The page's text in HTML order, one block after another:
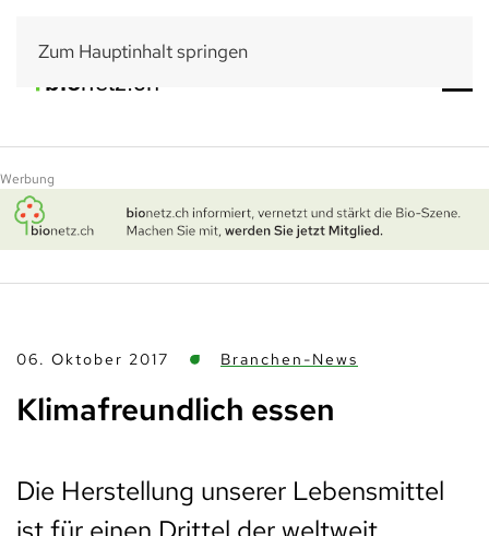
Zum Hauptinhalt springen
Werbung
06. Oktober 2017 Branchen-News
Klimafreundlich essen
Die Herstellung unserer Lebensmittel